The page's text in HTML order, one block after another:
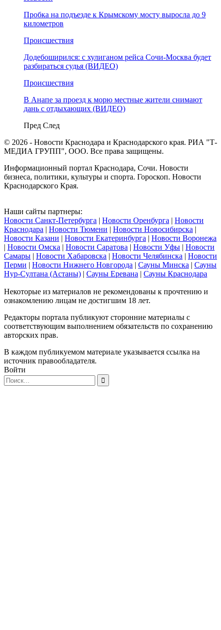
Пробка на подъезде к Крымскому мосту выросла до 9
километров
Происшествия
Додебоширился: с хулиганом рейса Сочи-Москва будет
разбираться судья (ВИДЕО)
Происшествия
В Анапе за проезд к морю местные жители снимают
дань с отдыхающих (ВИДЕО)
Пред След
© 2026 - Новости Краснодара и Краснодарского края. РИА "Т-
МЕДИА ГРУПП", ООО. Все права защищены.
Информационный портал Краснодара, Сочи. Новости
бизнеса, политики, культуры и спорта. Гороскоп. Новости
Краснодарского Края.
Наши сайты партнеры:
Новости Санкт-Петербурга | Новости Оренбурга | Новости
Краснодара | Новости Тюмени | Новости Новосибирска |
Новости Казани | Новости Екатеринбурга | Новости Воронежа
| Новости Омска | Новости Саратова | Новости Уфы | Новости
Самары | Новости Хабаровска | Новости Челябинска | Новости
Перми | Новости Нижнего Новгорода | Сауны Минска | Сауны
Нур-Султана (Астаны) | Сауны Еревана | Сауны Краснодара
Некоторые из материалов не рекомендованы к прочтению и
ознакомлению лицам не достигшим 18 лет.
Редакторы портала публикуют сторонние материалы с
соответствующим выполнением обязательств по сохранению
авторских прав.
В каждом публикуемом материале указывается ссылка на
источник правообладателя.
Войти